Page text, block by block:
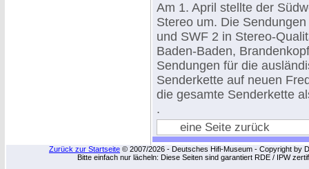
Am 1. April stellte der
Stereo um. Die
und SWF 2 in Stereo-
Baden-Baden,
Sendungen für die
Senderkette auf neuen
die gesamte Senderkette
.
eine Seite zurück
Zurück zur Startseite © 2007/2026 - Deutsches Hifi-Museum - Copyright by
Bitte einfach nur lächeln: Diese Seiten sind garantiert RDE / IPW